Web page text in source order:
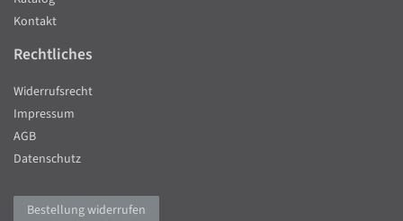
Kontakt
Rechtliches
Widerrufsrecht
Impressum
AGB
Datenschutz
Bestellung widerrufen